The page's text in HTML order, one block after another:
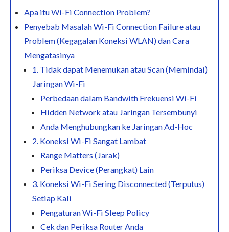
Apa itu Wi-Fi Connection Problem?
Penyebab Masalah Wi-Fi Connection Failure atau
Problem (Kegagalan Koneksi WLAN) dan Cara
Mengatasinya
1. Tidak dapat Menemukan atau Scan (Memindai)
Jaringan Wi-Fi
Perbedaan dalam Bandwith Frekuensi Wi-Fi
Hidden Network atau Jaringan Tersembunyi
Anda Menghubungkan ke Jaringan Ad-Hoc
2. Koneksi Wi-Fi Sangat Lambat
Range Matters (Jarak)
Periksa Device (Perangkat) Lain
3. Koneksi Wi-Fi Sering Disconnected (Terputus)
Setiap Kali
Pengaturan Wi-Fi Sleep Policy
Cek dan Periksa Router Anda